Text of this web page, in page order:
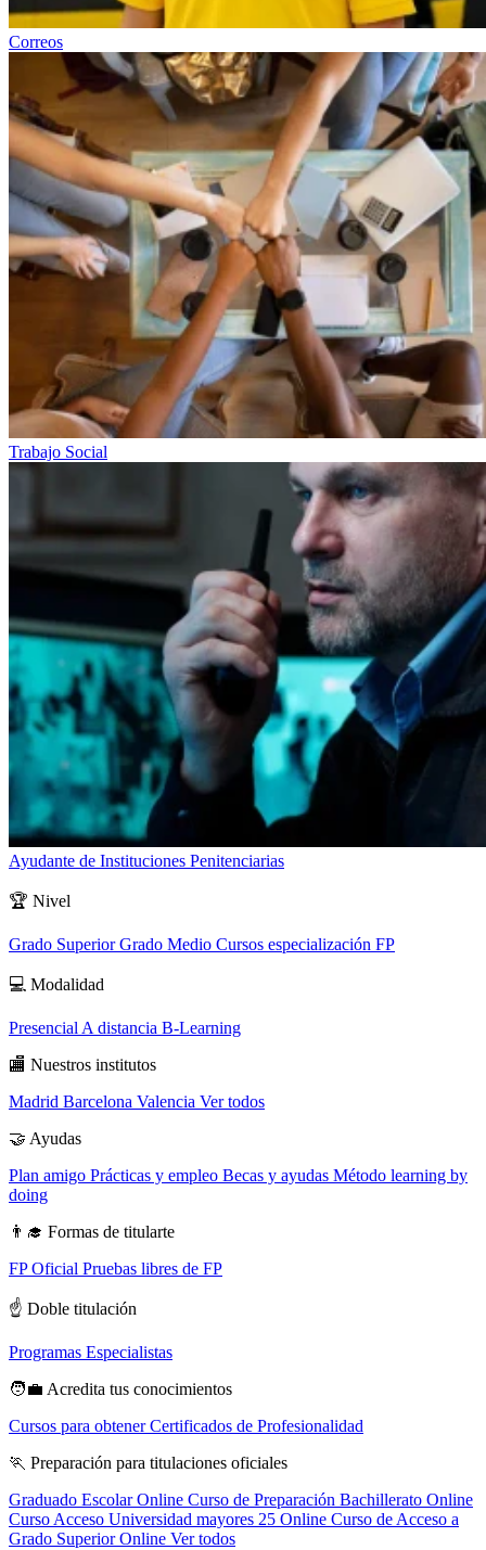
Correos
Trabajo Social
Ayudante de Instituciones Penitenciarias
🏆 Nivel
Grado SuperiorGrado Medio Cursos especialización FP
💻 Modalidad
Presencial A distancia B-Learning
🏬 Nuestros institutos
Madrid Barcelona Valencia Ver todos
🤝 Ayudas
Plan amigo Prácticas y empleo Becas y ayudas Método learning by
doing
👨‍🎓 Formas de titularte
FP Oficial Pruebas libres de FP
☝️ Doble titulación
Programas Especialistas
🧑‍💼 Acredita tus conocimientos
Cursos para obtener Certificados de Profesionalidad
🏃 Preparación para titulaciones oficiales
Graduado Escolar Online Curso de Preparación Bachillerato Online
Curso Acceso Universidad mayores 25 Online Curso de Acceso a
Grado Superior Online Ver todos